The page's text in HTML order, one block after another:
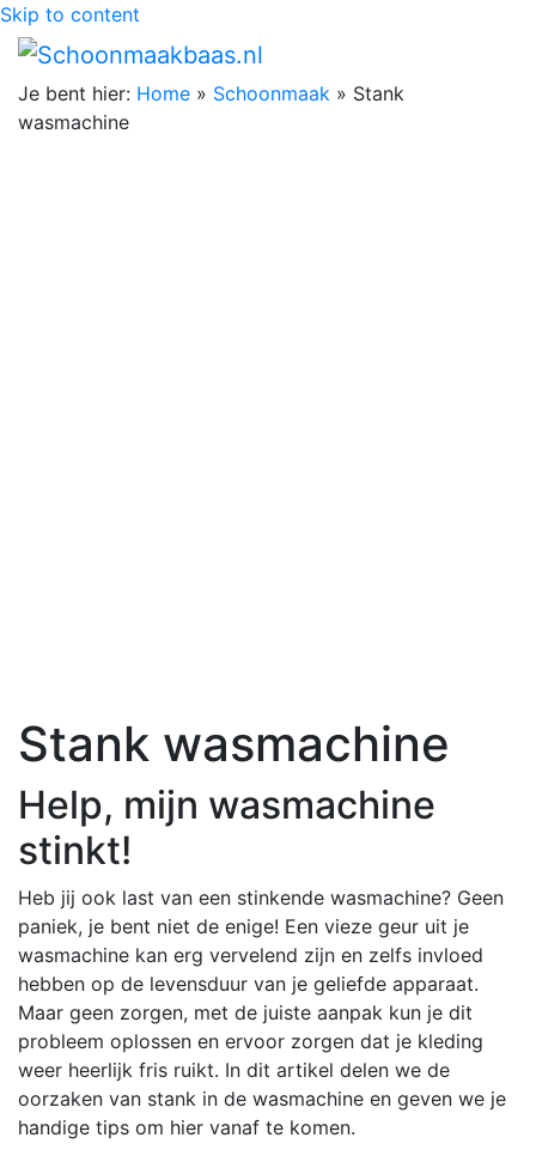
Skip to content
Je bent hier: Home » Schoonmaak » Stank
wasmachine
Stank wasmachine
Help, mijn wasmachine
stinkt!
Heb jij ook last van een stinkende wasmachine? Geen
paniek, je bent niet de enige! Een vieze geur uit je
wasmachine kan erg vervelend zijn en zelfs invloed
hebben op de levensduur van je geliefde apparaat.
Maar geen zorgen, met de juiste aanpak kun je dit
probleem oplossen en ervoor zorgen dat je kleding
weer heerlijk fris ruikt. In dit artikel delen we de
oorzaken van stank in de wasmachine en geven we je
handige tips om hier vanaf te komen.